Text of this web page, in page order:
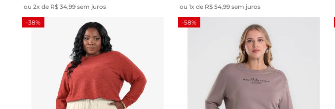
ou 2x de R$ 34,99 sem juros ou 1x de R$ 54,99 sem juros
-38% -58%